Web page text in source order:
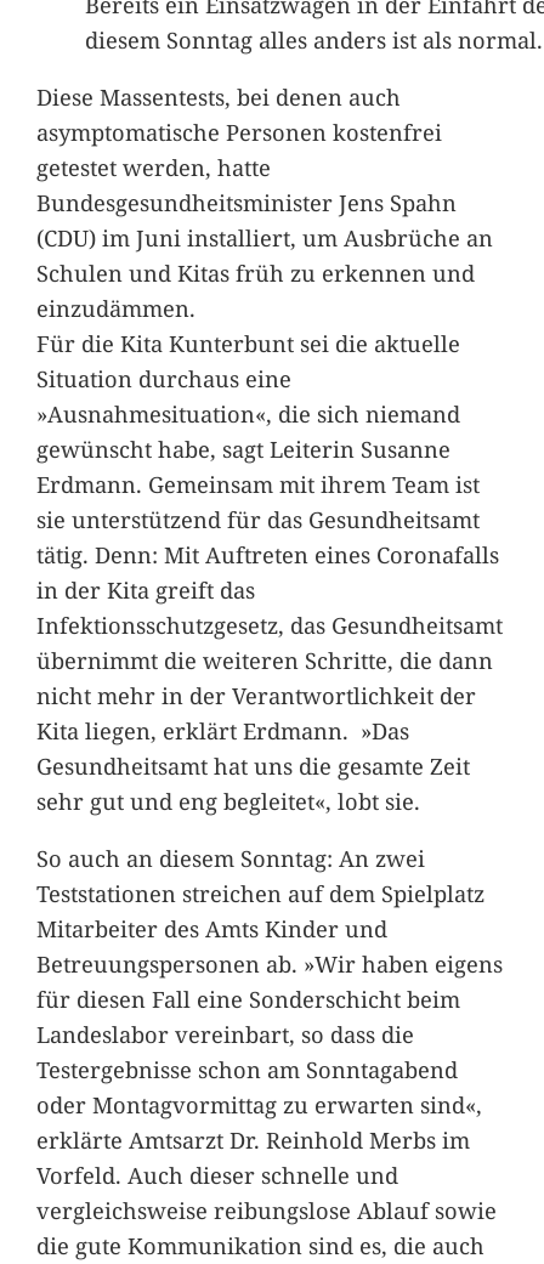
diesem Sonntag alles anders ist als
Diese Massentests, bei denen auch
asymptomatische Personen kostenfrei
getestet werden, hatte
Bundesgesundheitsminister Jens Spahn
(CDU) im Juni installiert, um Ausbrüche an
Schulen und Kitas früh zu erkennen und
einzudämmen.
Für die Kita Kunterbunt sei die aktuelle
Situation durchaus eine
»Ausnahmesituation«, die sich niemand
gewünscht habe, sagt Leiterin Susanne
Erdmann. Gemeinsam mit ihrem Team ist
sie unterstützend für das Gesundheitsamt
tätig. Denn: Mit Auftreten eines Coronafalls
in der Kita greift das
Infektionsschutzgesetz, das Gesundheitsamt
übernimmt die weiteren Schritte, die dann
nicht mehr in der Verantwortlichkeit der
Kita liegen, erklärt Erdmann. »Das
Gesundheitsamt hat uns die gesamte Zeit
sehr gut und eng begleitet«, lobt sie.
So auch an diesem Sonntag: An zwei
Teststationen streichen auf dem Spielplatz
Mitarbeiter des Amts Kinder und
Betreuungspersonen ab. »Wir haben eigens
für diesen Fall eine Sonderschicht beim
Landeslabor vereinbart, so dass die
Testergebnisse schon am Sonntagabend
oder Montagvormittag zu erwarten sind«,
erklärte Amtsarzt Dr. Reinhold Merbs im
Vorfeld. Auch dieser schnelle und
vergleichsweise reibungslose Ablauf sowie
die gute Kommunikation sind es, die auch